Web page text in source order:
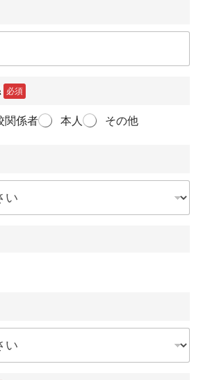
必須
関係者 本人 その他